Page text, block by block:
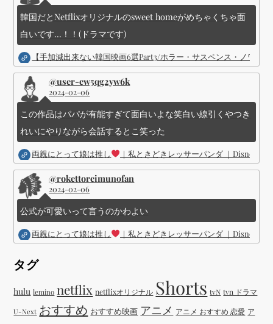
韓国だとNetflixオリジナルのsweet homeがめちゃくちゃ面
白いです...！！(ドラマです)
【手加減出来ない韓国映画6選Part3/ホラー・サスペンス・ノワー
@user-ew5qg2yw6k
2024-02-06
この作品はパパが有能すぎて面白いよな笑白い線引くやつき
れいにやりながら会話するとこ笑った
両親にとって娘は推し ｜私ときどきレッサーパンダ ｜Disney (
@rokettoreimunofan
2024-02-06
公式が可愛いって言うのかわよい
両親にとって娘は推し ｜私ときどきレッサーパンダ ｜Disney (
タグ
hulu lemino netflix netflixオリジナル Shorts tvN tvn ドラマ
U-Next おすすめ おすすめ映画 アニメ アニメ おすすめ 恋愛 ア